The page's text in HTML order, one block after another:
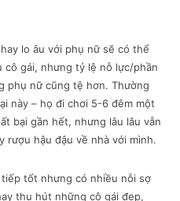
lo âu với phụ nữ sẽ có thể
cô gái, nhưng tỷ lệ nỗ lực/phần
phụ nữ cũng tệ hơn. Thường
này – họ đi chơi 5-6 đêm một
bại gần hết, nhưng lâu lâu vẫn
rượu hậu đậu về nhà với mình.
tốt nhưng có nhiều nỗi sợ
thu hút những cô gái đẹp,